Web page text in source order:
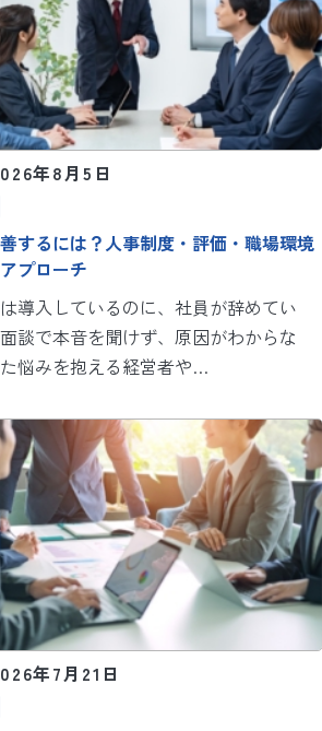
年8月5日
するには？人事制度・評価・職場環境
プローチ
は導入しているのに、社員が辞めてい
談で本音を聞けず、原因がわからな
悩みを抱える経営者や…
年7月21日